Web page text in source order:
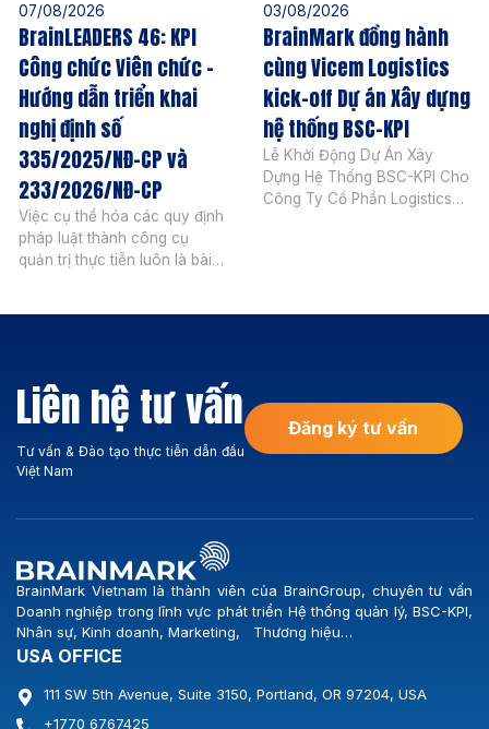
07/08/2026
BrainLEADERS 46: KPI
Công chức Viên chức –
Hướng dẫn triển khai
nghị định số
335/2025/NĐ-CP và
233/2026/NĐ-CP
Việc cụ thể hóa các quy định
pháp luật thành công cụ
quản trị thực tiễn luôn là bài
335/2025/NĐ-CP và Nghị
định […]
03/08/2026
BrainMark đồng hành
cùng Vicem Logistics
kick-off Dự án Xây dựng
hệ thống BSC-KPI
Lễ Khởi Động Dự Án Xây
Dựng Hệ Thống BSC-KPI Cho
Công Ty Cổ Phần Logistics
Liên hệ tư vấn
Tư vấn & Đào tạo thực tiễn dẫn đầu
Việt Nam
Đăng ký tư vấn
BrainMark Vietnam là thành viên của BrainGroup, chuyên tư vấn
Doanh nghiệp trong lĩnh vực phát triển Hệ thống quản lý, BSC-KPI,
Nhân sự, Kinh doanh, Marketing, Thương hiệu…
USA OFFICE
111 SW 5th Avenue, Suite 3150, Portland, OR 97204, USA
+1770 6767425